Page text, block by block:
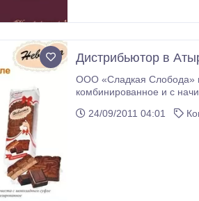
Дистрибьютор в
ООО «Сладкая Слобода»
комбинированное и с начинками, вафли (фасованные и весовые). Основа политики компании —
24/09/2011 04:01